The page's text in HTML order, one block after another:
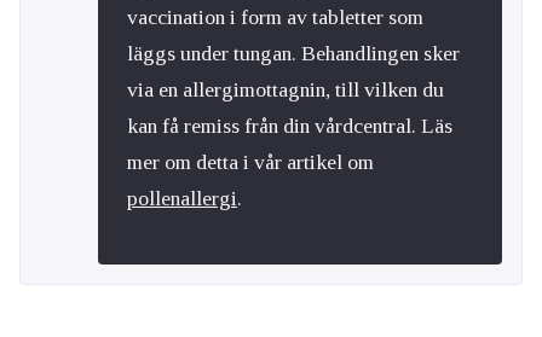
vaccination i form av tabletter som
läggs under tungan. Behandlingen sker
via en allergimottagnin, till vilken du
kan få remiss från din vårdcentral. Läs
mer om detta i vår artikel om
pollenallergi.